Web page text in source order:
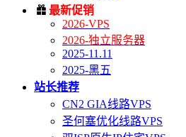
 最新促销
2026-VPS
2026-独立服务器
2025-11.11
2025-黑五
站长推荐
CN2 GIA线路VPS
圣何塞优化线路VPS